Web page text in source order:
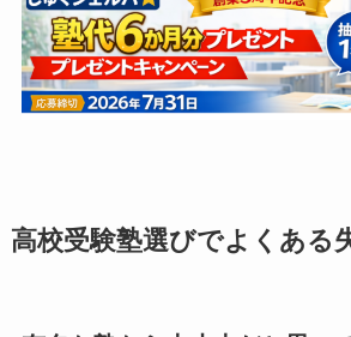
高校受験塾選びでよくある